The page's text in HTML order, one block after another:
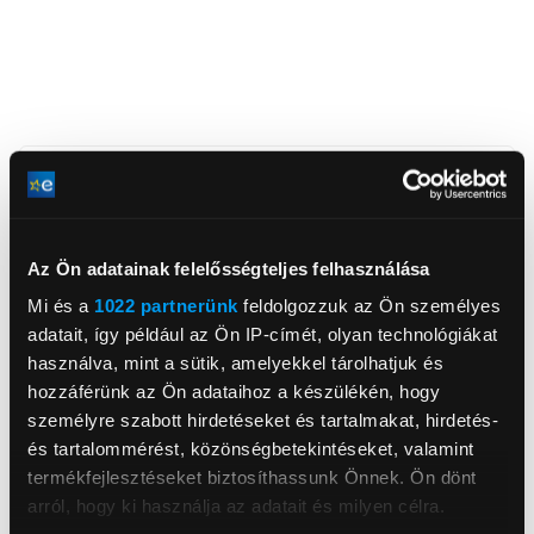
Az Ön adatainak felelősségteljes felhasználása
Mi és a 1022 partnerünk feldolgozzuk az Ön személyes
adatait, így például az Ön IP-címét, olyan technológiákat
használva, mint a sütik, amelyekkel tárolhatjuk és
hozzáférünk az Ön adataihoz a készülékén, hogy
személyre szabott hirdetéseket és tartalmakat, hirdetés-
és tartalommérést, közönségbetekintéseket, valamint
termékfejlesztéseket biztosíthassunk Önnek. Ön dönt
arról, hogy ki használja az adatait és milyen célra.
www.whirlpool.hu
ceginfo@whirlpool.hu
1117, Budapest, Bercsényi utca 25.
Főzőlap típus
Indukciós főzőlap
Beépítési mélység
48 cm
Beépítési magasság
6 cm